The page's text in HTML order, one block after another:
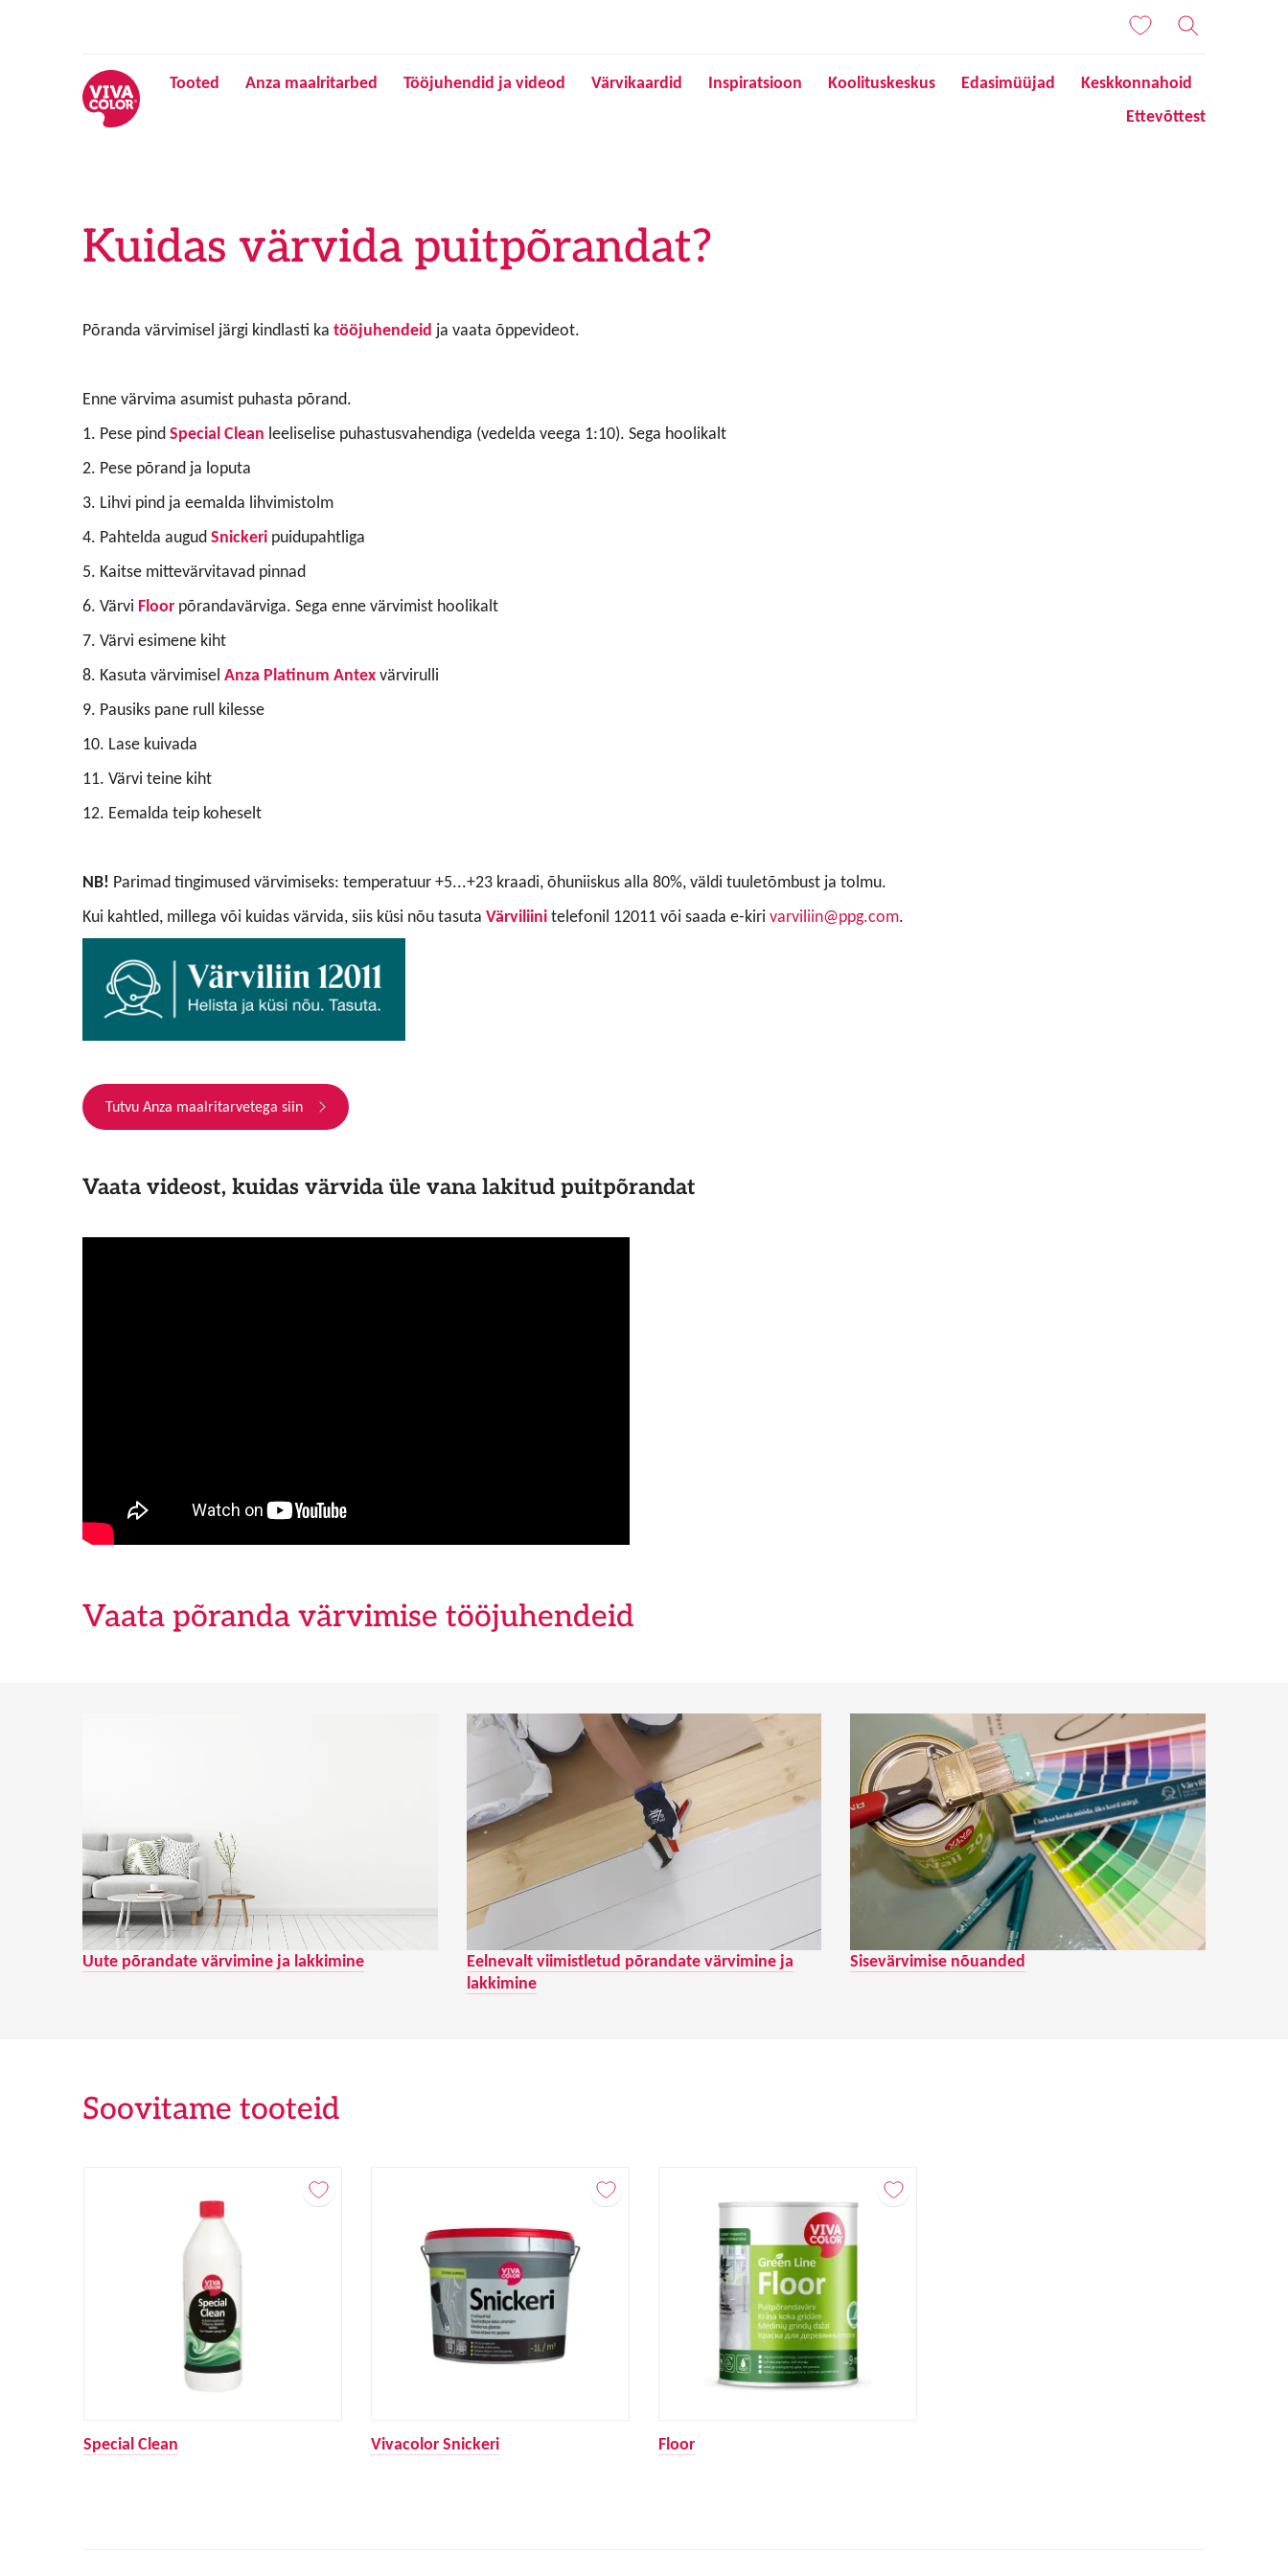
Tooted Anza maalritarbed Tööjuhendid ja videod Värvikaardid Inspiratsioon Koolituskeskus Edasimüüjad
Keskkonnahoid
Ettevõttest
Kuidas värvida puitpõrandat?
Põranda värvimisel järgi kindlasti katööjuhendeid ja vaata õppevideot.
Enne värvima asumist puhasta põrand.
1. Pese pindSpecial Clean leeliselise puhastusvahendiga (vedelda veega 1:10). Sega hoolikalt
2. Pese põrand ja loputa
3. Lihvi pind ja eemalda lihvimistolm
4. Pahtelda augudSnickeri puidupahtliga
5. Kaitse mittevärvitavad pinnad
6. Värvi Floor põrandavärviga. Sega enne värvimist hoolikalt
7. Värvi esimene kiht
8. Kasuta värvimiselAnza Platinum Antexvärvirulli
9. Pausiks pane rull kilesse
10. Lase kuivada
11. Värvi teine kiht
12. Eemalda teip koheselt
NB! Parimad tingimused värvimiseks: temperatuur +5...+23 kraadi, õhuniiskus alla 80%, väldi tuuletõmbust ja tolmu.
Kui kahtled, millega või kuidas värvida, siis küsi nõu tasutaVärviliinitelefonil 12011 või saada e-kirivarviliin@ppg.com.
Tutvu Anza maalritarvetega siin
Vaata videost, kuidas värvida üle vana lakitud puitpõrandat
Vaata põranda värvimise tööjuhendeid
Uute põrandate värvimine ja lakkimine
Eelnevalt viimistletud põrandate värvimine ja
lakkimine
Sisevärvimise nõuanded
Soovitame tooteid
Special Clean Vivacolor Snickeri Floor